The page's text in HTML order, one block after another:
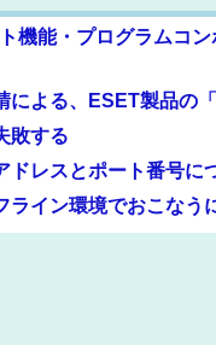
機能・プログラムコ
による、ESET製品
敗する
ドレスとポート番号に
ライン環境でおこなう